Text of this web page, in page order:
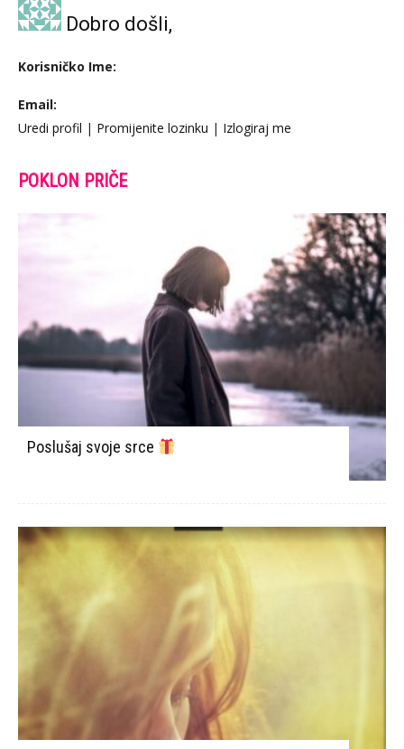
Dobro došli,
Korisničko Ime:
Email:
Uredi profil | Promijenite lozinku | Izlogiraj me
POKLON PRIČE
Poslušaj svoje srce